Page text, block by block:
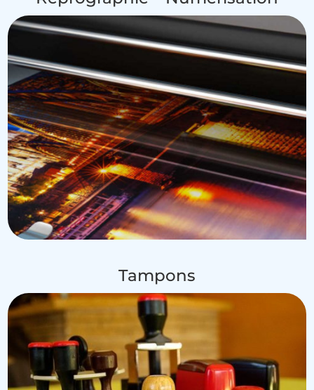
Tampons